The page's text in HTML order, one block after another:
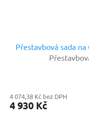
Přestavbová sada
produktu
je
4 074,38 Kč bez DPH
4 930 Kč